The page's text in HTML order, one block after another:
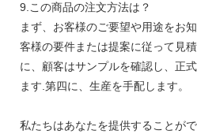
9.この商品の注文方法は？
まず、お客様のご要望や用途をお
客様の要件または提案に従って見
に、顧客はサンプルを確認し、正
ます.第四に、生産を手配します。
私たちはあなたを提供することが